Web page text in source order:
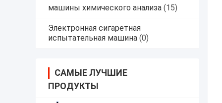
машины химического анализа (15)
Электронная сигаретная
испытательная машина (0)
САМЫЕ ЛУЧШИЕ
ПРОДУКТЫ